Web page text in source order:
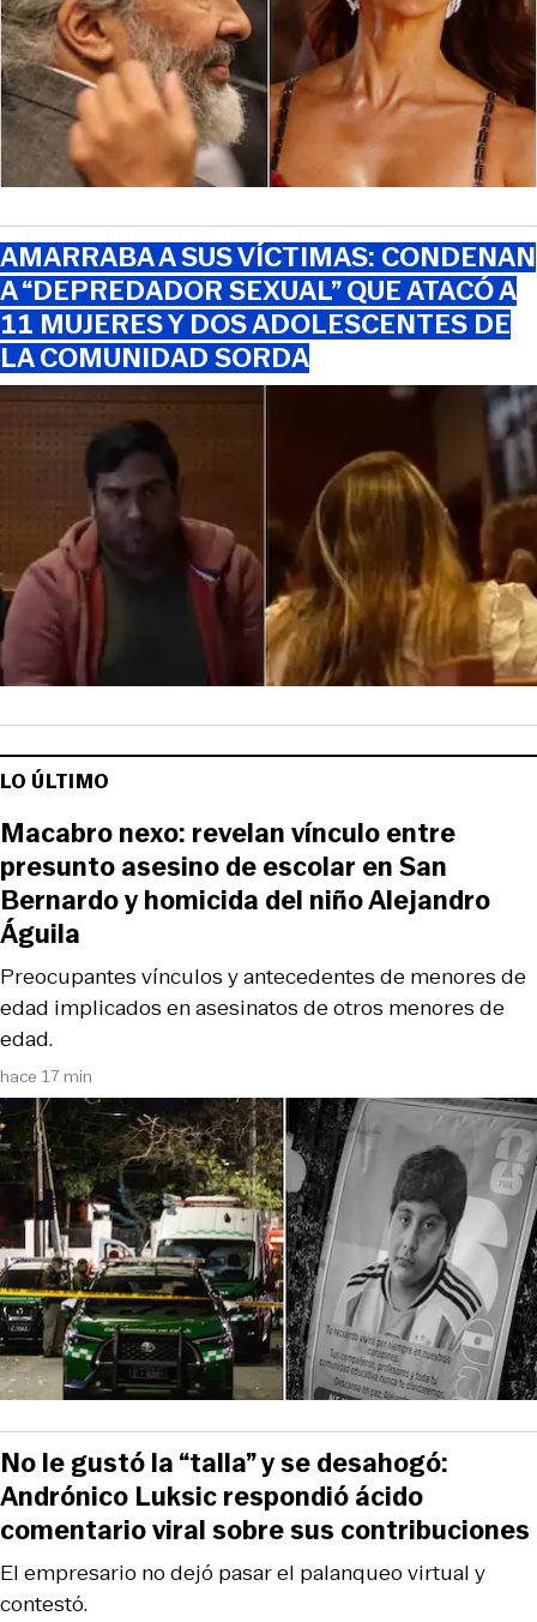
AMARRABA A SUS VÍCTIMAS: CONDENAN
A “DEPREDADOR SEXUAL” QUE ATACÓ A
11 MUJERES Y DOS ADOLESCENTES DE
LA COMUNIDAD SORDA
LO ÚLTIMO
hace 17 min
Preocupantes vínculos y antecedentes de menores de
edad implicados en asesinatos de otros menores de
edad.
Macabro nexo: revelan vínculo entre
presunto asesino de escolar en San
Bernardo y homicida del niño Alejandro
Águila
El empresario no dejó pasar el palanqueo virtual y
contestó.
No le gustó la “talla” y se desahogó:
Andrónico Luksic respondió ácido
comentario viral sobre sus contribuciones